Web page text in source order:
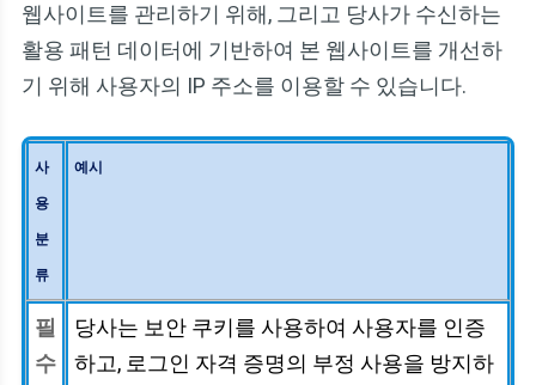
웹사이트를 관리하기 위해, 그리고 당사가 수신하는
활용 패턴 데이터에 기반하여 본 웹사이트를 개선하
기 위해 사용자의 IP 주소를 이용할 수 있습니다.
사
용
분
류
예시
필
수
당사는 보안 쿠키를 사용하여 사용자를 인증
하고, 로그인 자격 증명의 부정 사용을 방지하